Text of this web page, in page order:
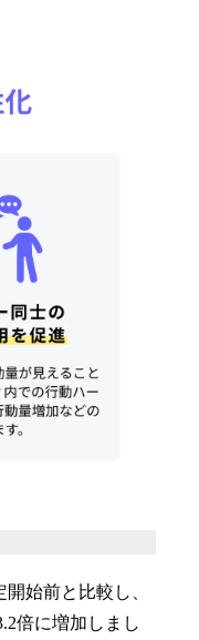
始前と比較し、
倍に増加しまし